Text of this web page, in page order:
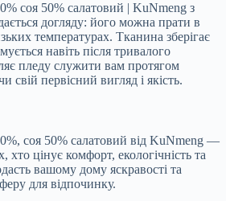
соя 50% салатовий | KuNmeng з
догляду: його можна прати в
температурах. Тканина зберігає
навіть після тривалого
пледу служити вам протягом
свій первісний вигляд і якість.
соя 50% салатовий від KuNmeng —
хто цінує комфорт, екологічність та
вашому дому яскравості та
для відпочинку.